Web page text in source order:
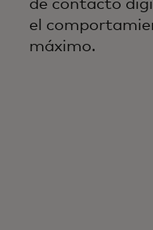
de contacto
el
máximo.